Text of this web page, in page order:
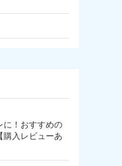
に！おすすめの
購入レビューあ